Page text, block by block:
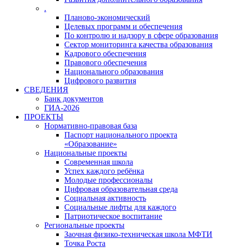
.
Планово-экономический
Целевых программ и обеспечения
По контролю и надзору в сфере образования
Сектор мониторинга качества образования
Кадрового обеспечения
Правового обеспечения
Национального образования
Цифрового развития
СВЕДЕНИЯ
Банк документов
ГИА-2026
ПРОЕКТЫ
Нормативно-правовая база
Паспорт национального проекта
«Образование»
Национальные проекты
Современная школа
Успех каждого ребёнка
Молодые профессионалы
Цифровая образовательная среда
Социальная активность
Социальные лифты для каждого
Патриотическое воспитание
Региональные проекты
Заочная физико-техническая школа МФТИ
Точка Роста